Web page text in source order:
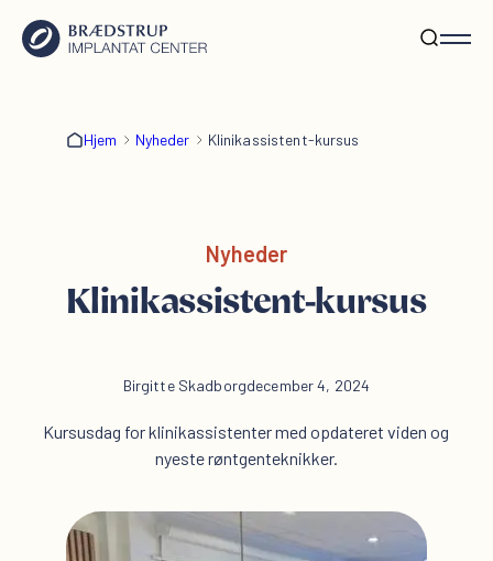
Hjem Nyheder Klinikassistent-kursus
Nyheder
Klinikassistent-kursus
Birgitte Skadborgdecember 4, 2024
Kursusdag for klinikassistenter med opdateret viden og
nyeste røntgenteknikker.